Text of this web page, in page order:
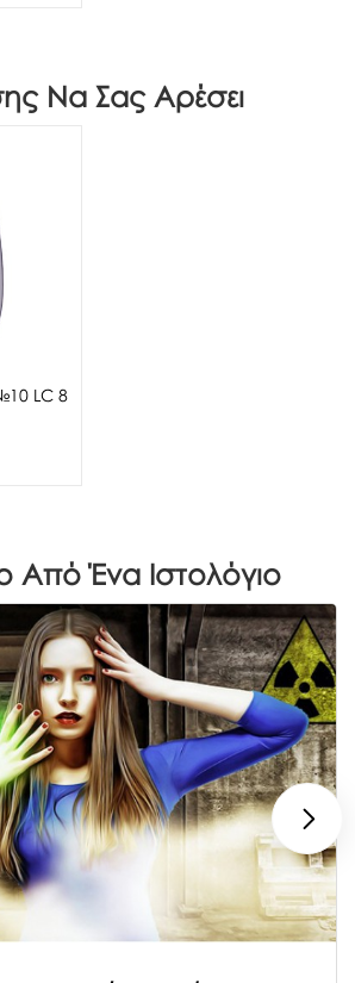
Να Σας Αρέσει
LC 8
Από Ένα Ιστολόγιο